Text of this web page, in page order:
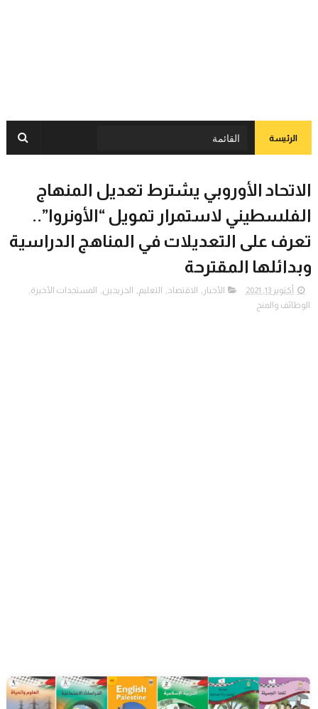
الرئيسة
الاتحاد الأوروبي يشترط تعديل المنهاج
الفلسطيني لاستمرار تمويل “الأونروا”..
تعرف على التعديلات في المناهج الدراسية
وبدائلها المقترحة
أكتوبر 13, 2021 الأخبار , الاقتصاد, التعليم, الخريجين, المستجدات الأخيرة,
الوظائف والمنح